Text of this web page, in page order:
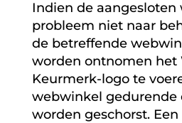
Indien de aangesloten
probleem niet naar
de betreffende
worden ontnomen het
Keurmerk-logo te
webwinkel gedurende
worden geschorst.